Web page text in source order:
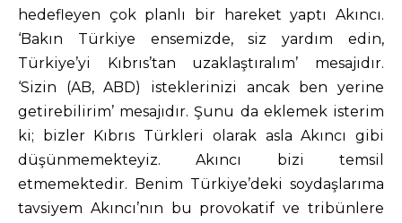
hedefleyen çok planlı bir hareket yaptı Akıncı.
‘Bakın Türkiye ensemizde, siz yardım edin,
Türkiye’yi Kıbrıs’tan uzaklaştıralım’ mesajıdır.
‘Sizin (AB, ABD) isteklerinizi ancak ben yerine
getirebilirim’ mesajıdır. Şunu da eklemek isterim
ki; bizler Kıbrıs Türkleri olarak asla Akıncı gibi
düşünmemekteyiz. Akıncı bizi temsil
etmemektedir. Benim Türkiye’deki soydaşlarıma
tavsiyem Akıncı’nın bu provokatif ve tribünlere